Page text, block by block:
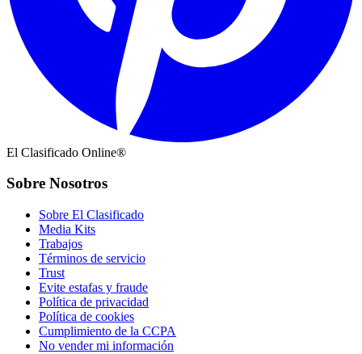
El Clasificado Online®
Sobre Nosotros
Sobre El Clasificado
Media Kits
Trabajos
Términos de servicio
Trust
Evite estafas y fraude
Política de privacidad
Política de cookies
Cumplimiento de la CCPA
No vender mi información